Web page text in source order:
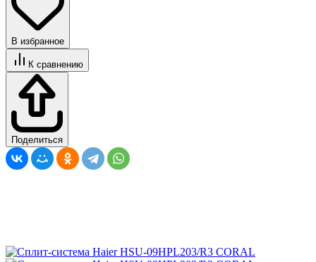
В избранное
К сравнению
Поделиться